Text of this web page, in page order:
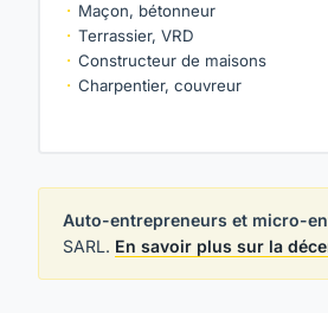
Maçon, bétonneur
Terrassier, VRD
Constructeur de maisons
Charpentier, couvreur
Auto-entrepreneurs et micro-
SARL. En savoir plus sur la